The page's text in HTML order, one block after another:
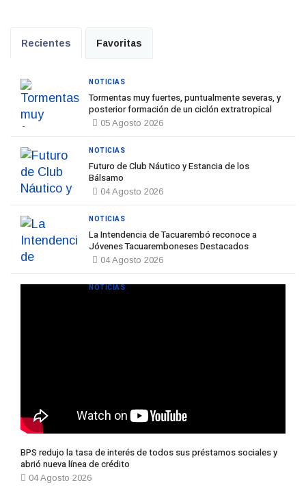
Recientes Favoritas
Tormentas muy fuertes, puntualmente severas, y
posterior formación de un ciclón extratropical
05 Agosto 2026
NOTICIAS
Futuro de Club Náutico y Estancia de los
Bálsamo
04 Agosto 2026
NOTICIAS
La Intendencia de Tacuarembó reconoce a
Jóvenes Tacuaremboneses Destacados
04 Agosto 2026
NOTICIAS
BPS redujo la tasa de interés de todos sus préstamos sociales y
abrió nueva línea de crédito
04 Agosto 2026
NOTICIAS